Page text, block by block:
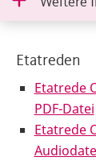
Etatreden
Etatrede
PDF-Datei
Etatrede